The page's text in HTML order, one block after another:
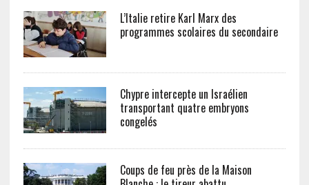
L’Italie retire Karl Marx des
programmes scolaires du secondaire
Chypre intercepte un Israélien
transportant quatre embryons
congelés
Coups de feu près de la Maison